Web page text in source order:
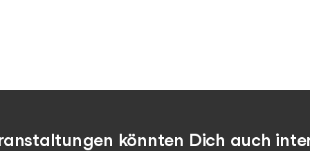
könnten Dich auch